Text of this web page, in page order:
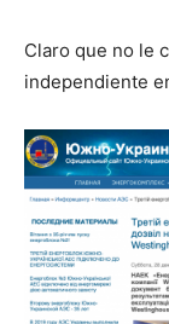
Claro que no le
independiente